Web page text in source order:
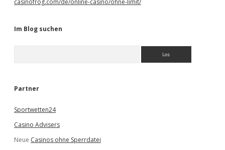
casinofrog.com/de/online-casino/ohne-limit/
Im Blog suchen
e
Partner
Sportwetten24
Casino Advisers
Neue Casinos ohne Sperrdatei